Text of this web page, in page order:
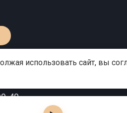
40
использовать сайт, вы